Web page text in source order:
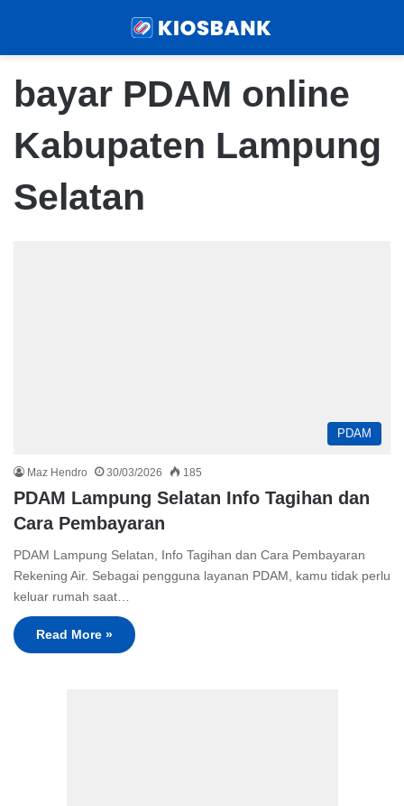
bayar PDAM online
Kabupaten Lampung
Selatan
PDAM
Maz Hendro 30/03/2026 185
PDAM Lampung Selatan Info Tagihan dan
Cara Pembayaran
PDAM Lampung Selatan, Info Tagihan dan Cara Pembayaran
Rekening Air. Sebagai pengguna layanan PDAM, kamu tidak perlu
keluar rumah saat…
Read More »